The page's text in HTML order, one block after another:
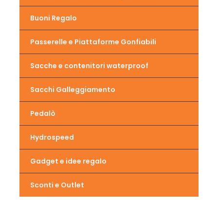
Buoni Regalo
Passerelle e Piattaforme Gonfiabili
Sacche e contenitori waterproof
Sacchi Galleggiamento
Pedalò
Hydrospeed
Gadget e idee regalo
Sconti e Outlet